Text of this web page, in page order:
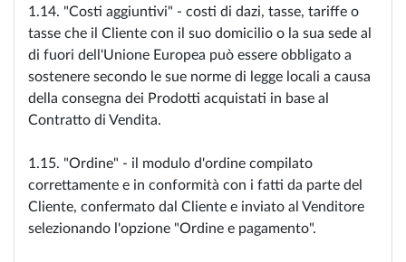
1.14. "Costi aggiuntivi" - costi di dazi, tasse, tariffe o
tasse che il Cliente con il suo domicilio o la sua sede al
di fuori dell'Unione Europea può essere obbligato a
sostenere secondo le sue norme di legge locali a causa
della consegna dei Prodotti acquistati in base al
Contratto di Vendita.
1.15. "Ordine" - il modulo d'ordine compilato
correttamente e in conformità con i fatti da parte del
Cliente, confermato dal Cliente e inviato al Venditore
selezionando l'opzione "Ordine e pagamento".